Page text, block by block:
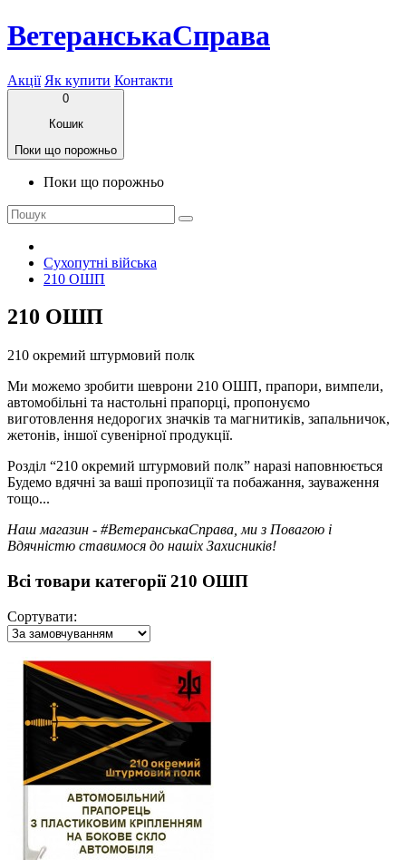
ВетеранськаСправа
Акції Як купити Контакти
0
Кошик
Поки що порожньо
Поки що порожньо
Сухопутні війська
210 ОШП
210 ОШП
210 окремий штурмовий полк
Ми можемо зробити шеврони 210 ОШП, прапори, вимпели,
автомобільні та настольні прапорці, пропонуємо
виготовлення недорогих значків та магнитиків, запальничок,
жетонів, іншої сувенірної продукції.
Розділ “210 окремий штурмовий полк” наразі наповнюється
Будемо вдячні за ваші пропозиції та побажання, зауваження
тощо...
Наш магазин - #ВетеранськаСправа, ми з Повагою і
Вдячністю ставимося до нашіх Захисників!
Всі товари категорії 210 ОШП
Сортувати: